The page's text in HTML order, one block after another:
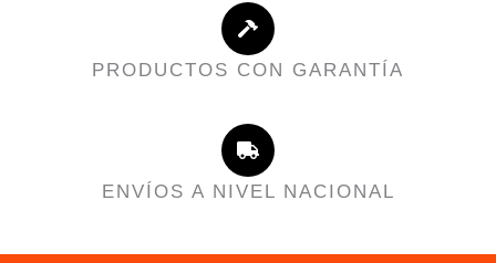
PRODUCTOS CON GARANTÍA
ENVÍOS A NIVEL NACIONAL